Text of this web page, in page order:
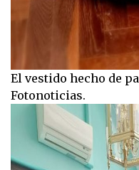
El vestido hecho de
Fotonoticias.